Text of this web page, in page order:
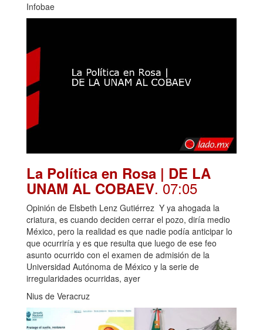
Infobae
La Política en Rosa | DE LA
UNAM AL COBAEV. 07:05
Opinión de Elsbeth Lenz Gutiérrez Y ya ahogada la
criatura, es cuando deciden cerrar el pozo, diría medio
México, pero la realidad es que nadie podía anticipar lo
que ocurriría y es que resulta que luego de ese feo
asunto ocurrido con el examen de admisión de la
Universidad Autónoma de México y la serie de
irregularidades ocurridas, ayer
Nius de Veracruz